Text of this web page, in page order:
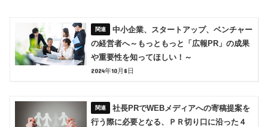
中小企業、スタートアップ、ベンチャー
の経営者へ～もっともっと「広報PR」の成果
や重要性を知ってほしい！～
2024年10月8日
社長PRでWEBメディアへの寄稿提案を
行う際に必要となる、ＰＲ切り口に沿った４